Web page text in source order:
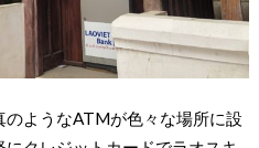
のようなATMが色々な場所に設